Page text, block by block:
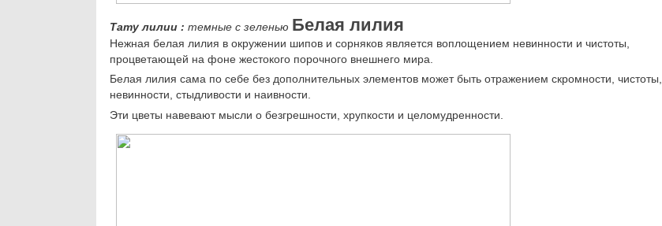
Тату лилии : темные с зеленью Белая лилия
Нежная белая лилия в окружении шипов и сорняков является воплощением невинности и чистоты,
процветающей на фоне жестокого порочного внешнего мира.
Белая лилия сама по себе без дополнительных элементов может быть отражением скромности, чистоты,
невинности, стыдливости и наивности.
Эти цветы навевают мысли о безгрешности, хрупкости и целомудренности.